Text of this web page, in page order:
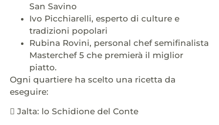
San Savino
Ivo Picchiarelli, esperto di culture e
tradizioni popolari
Rubina Rovini, personal chef semifinalista
Masterchef 5 che premierà il miglior
piatto.
Ogni quartiere ha scelto una ricetta da
eseguire:
 Jalta: lo Schidione del Conte